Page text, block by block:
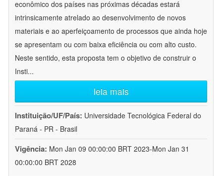
econômico dos países nas próximas décadas estará
intrinsicamente atrelado ao desenvolvimento de novos
materiais e ao aperfeiçoamento de processos que ainda hoje
se apresentam ou com baixa eficiência ou com alto custo.
Neste sentido, esta proposta tem o objetivo de construir o
Insti...
leia mais
Instituição/UF/País: Universidade Tecnológica Federal do
Paraná - PR - Brasil
Vigência: Mon Jan 09 00:00:00 BRT 2023-Mon Jan 31
00:00:00 BRT 2028